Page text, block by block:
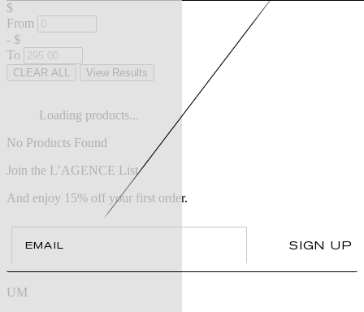
$
From
- $
To
CLEAR ALL View Results
Loading products...
No Products Found
Join the L’AGENCE List
And enjoy 15% off your first order.
SIGN UP
UM